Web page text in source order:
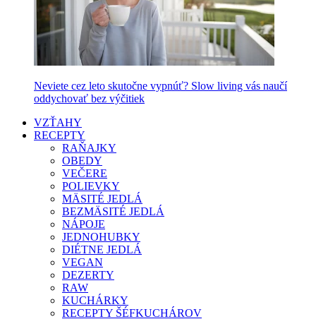
Neviete cez leto skutočne vypnúť? Slow living vás naučí
oddychovať bez výčitiek
VZŤAHY
RECEPTY
RAŇAJKY
OBEDY
VEČERE
POLIEVKY
MÄSITÉ JEDLÁ
BEZMÄSITÉ JEDLÁ
NÁPOJE
JEDNOHUBKY
DIÉTNE JEDLÁ
VEGAN
DEZERTY
RAW
KUCHÁRKY
RECEPTY ŠÉFKUCHÁROV